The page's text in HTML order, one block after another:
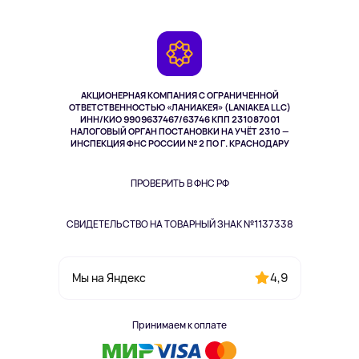
АКЦИОНЕРНАЯ КОМПАНИЯ С ОГРАНИЧЕННОЙ
ОТВЕТСТВЕННОСТЬЮ «ЛАНИАКЕЯ» (LANIAKEA LLC)
ИНН/КИО 9909637467/63746 КПП 231087001
НАЛОГОВЫЙ ОРГАН ПОСТАНОВКИ НА УЧЁТ 2310 —
ИНСПЕКЦИЯ ФНС РОССИИ № 2 ПО Г. КРАСНОДАРУ
ПРОВЕРИТЬ В ФНС РФ
СВИДЕТЕЛЬСТВО НА ТОВАРНЫЙ ЗНАК №1137338
Мы на Яндекс 4,9
Принимаем к оплате
Здоровье питомцев
Одежда и аксессуары